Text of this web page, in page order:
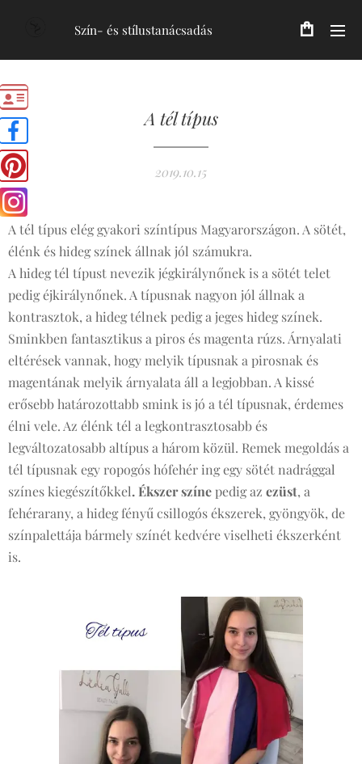
Szín- és stílustanácsadás
A tél típus
2019.10.15
A tél típus elég gyakori színtípus Magyarországon. A sötét,
élénk és hideg színek állnak jól számukra.
A hideg tél típust nevezik jégkirálynőnek is a sötét telet
pedig éjkirálynőnek. A típusnak nagyon jól állnak a
kontrasztok, a hideg télnek pedig a jeges hideg színek.
Sminkben fantasztikus a piros és magenta rúzs. Árnyalati
eltérések vannak, hogy melyik típusnak a pirosnak és
magentának melyik árnyalata áll a legjobban. A kissé
erősebb határozottabb smink is jó a tél típusnak, érdemes
élni vele. Az élénk tél a legkontrasztosabb és
legváltozatosabb altípus a három közül. Remek megoldás a
tél típusnak egy ropogós hófehér ing egy sötét nadrággal
színes kiegészítőkkel. Ékszer színe pedig az ezüst, a
fehérarany, a hideg fényű csillogós ékszerek, gyöngyök, de
színpalettája bármely színét kedvére viselheti ékszerként
is.